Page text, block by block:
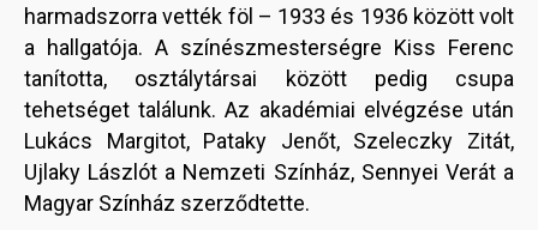
harmadszorra vették föl – 1933 és 1936 között volt
a hallgatója. A színészmesterségre Kiss Ferenc
tanította, osztálytársai között pedig csupa
tehetséget találunk. Az akadémiai elvégzése után
Lukács Margitot, Pataky Jenőt, Szeleczky Zitát,
Ujlaky Lászlót a Nemzeti Színház, Sennyei Verát a
Magyar Színház szerződtette.